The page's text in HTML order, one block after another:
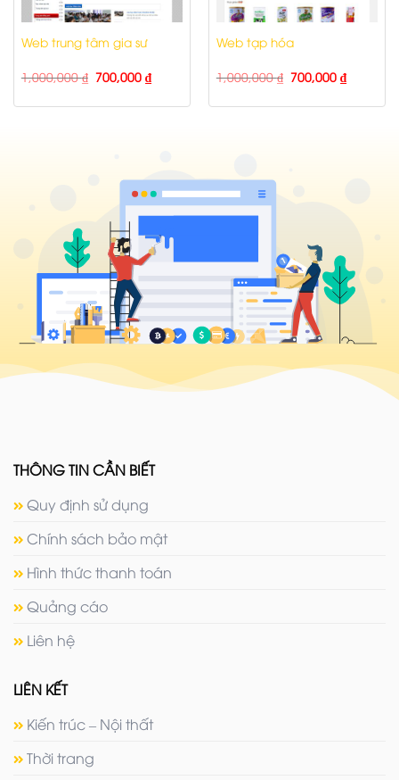
Web trung tâm gia sư
1,000,000₫ 700,000 ₫
Web tạp hóa
1,000,000₫ 700,000 ₫
THÔNG TIN CẦN BIẾT
Quy định sử dụng
Chính sách bảo mật
Hình thức thanh toán
Quảng cáo
Liên hệ
LIÊN KẾT
Kiến trúc – Nội thất
Thời trang